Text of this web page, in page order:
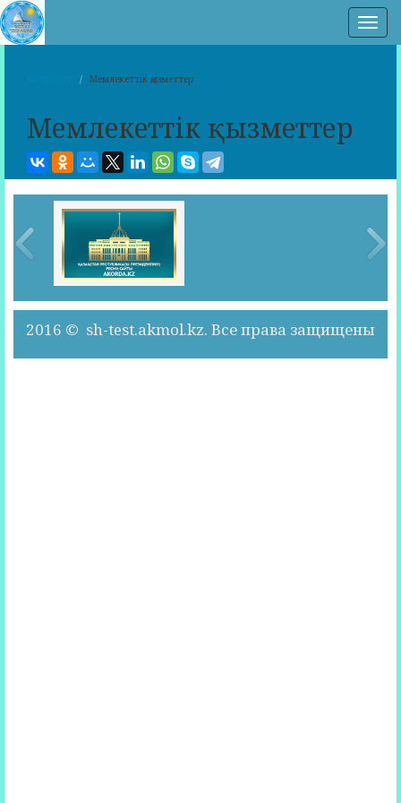
Мемлекеттік қызметтер
Мемлекеттік қызметтер
2016 © sh-test.akmol.kz. Все права защищены